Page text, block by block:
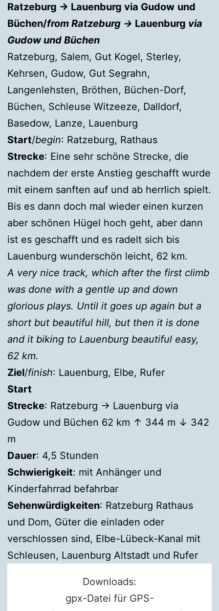
Ratzeburg → Lauenburg via Gudow und
Büchen/from Ratzeburg → Lauenburg via
Gudow und Büchen
Ratzeburg, Salem, Gut Kogel, Sterley,
Kehrsen, Gudow, Gut Segrahn,
Langenlehsten, Bröthen, Büchen-Dorf,
Büchen, Schleuse Witzeeze, Dalldorf,
Basedow, Lanze, Lauenburg
Start/begin: Ratzeburg, Rathaus
Strecke: Eine sehr schöne Strecke, die
nachdem der erste Anstieg geschafft wurde
mit einem sanften auf und ab herrlich spielt.
Bis es dann doch mal wieder einen kurzen
aber schönen Hügel hoch geht, aber dann
ist es geschafft und es radelt sich bis
Lauenburg wunderschön leicht, 62 km.
A very nice track, which after the first climb
was done with a gentle up and down
glorious plays. Until it goes up again but a
short but beautiful hill, but then it is done
and it biking to Lauenburg beautiful easy,
62 km.
Ziel/finish: Lauenburg, Elbe, Rufer
Start
Strecke: Ratzeburg → Lauenburg via
Gudow und Büchen 62 km ↑ 344 m ↓ 342
m
Dauer: 4,5 Stunden
Schwierigkeit: mit Anhänger und
Kinderfahrrad befahrbar
Sehenwürdigkeiten: Ratzeburg Rathaus
und Dom, Güter die einladen oder
verschlossen sind, Elbe-Lübeck-Kanal mit
Schleusen, Lauenburg Altstadt und Rufer
Downloads:
gpx-Datei für GPS-